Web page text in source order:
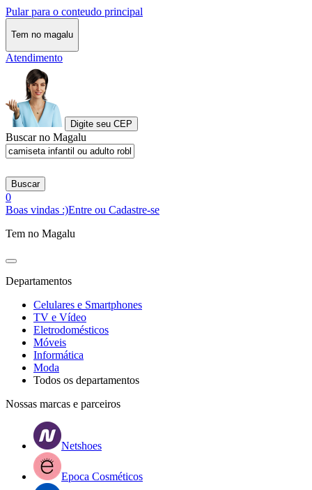
Pular para o conteudo principal
Tem no magalu
Atendimento
Digite seu CEP
Buscar no Magalu
Buscar
0
Boas vindas :)Entre ou Cadastre-se
Tem no Magalu
Departamentos
Celulares e Smartphones
TV e Vídeo
Eletrodomésticos
Móveis
Informática
Moda
Todos os departamentos
Nossas marcas e parceiros
Netshoes
Epoca Cosméticos